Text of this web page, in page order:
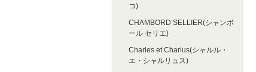
コ)
CHAMBORD SELLIER(シャンボ
ール セリエ)
Charles et Charlus(シャルル・
エ・シャルリュス)